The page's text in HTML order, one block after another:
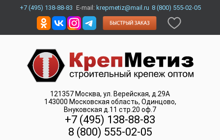
+7 (495) 138-88-83 E-mail: krepmetiz@mail.ru 8 (800) 555-02-05
121357 Москва, ул. Верейская, д.29А
143000 Московская область, Одинцово,
Внуковская д.11 стр.20 оф.7
+7 (495) 138-88-83
8 (800) 555-02-05